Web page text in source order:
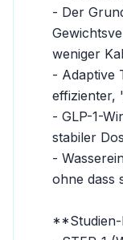
- Der
weniger
- Adaptive
effizienter,
- GLP-1-
stabiler
-
ohne dass
**Studien-